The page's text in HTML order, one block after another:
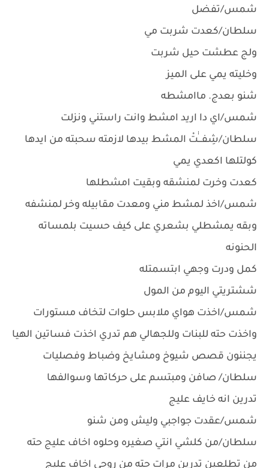
شمس/تفضل
سلطان/كعدت شربت مي
ولج عطشت حيل شربت
وخليته يمي على الميز
شنو بعدج. ماامشطه
شمس/اي دا اريد امشط وانت راستني ونزلت
سلطان/شِفـــٰٰتْ المشط بيدها لازمته سحبته من ايدها
كولتلها اكعدي يمي
كعدت وخرت لمنشقه وبقيت امشطلها
شمس/اخذ لمشط مني ومعدت مقابيله وخر لمنشفه
وبقه يمشطلي بشعري على كيف حسيت بلمساته
الحنونه
كمل ودرت وجهي ابتسمتله
ششتريتي اليوم من المول
شمس/اخذت هواي ملابس حلوات لتخاف مستورات
واخذت حته للبنات وللجهالي هم تدري اخذت فساتين الهيا
يجننون قصص شيوخ ومشايخ وضباط وفصليات
سلطان/ صافن ومبتسم على حركاتها وسوالفها
تدرين انه خايف عليج
شمس/عقدت جواجبي وليش ومن شنو
سلطان/من كلشي انتي صغيره وحلوه اخاف عليج حته
من تطلعين تدرين مرات حته من روحي اخاف عليج